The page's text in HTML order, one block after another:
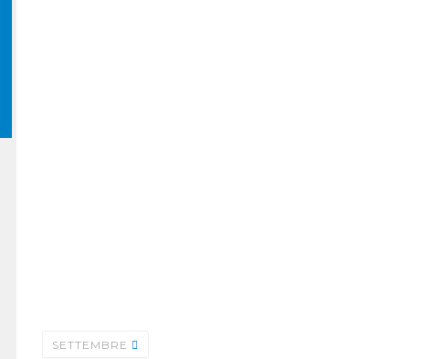
SETTEMBRE